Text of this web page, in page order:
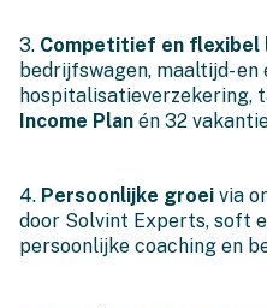
3. Competitief en flexibel
bedrijfswagen, maaltijd- en
hospitalisatieverzekering,
Income Plan én 32
4. Persoonlijke groei via
door Solvint Experts, soft
persoonlijke coaching en